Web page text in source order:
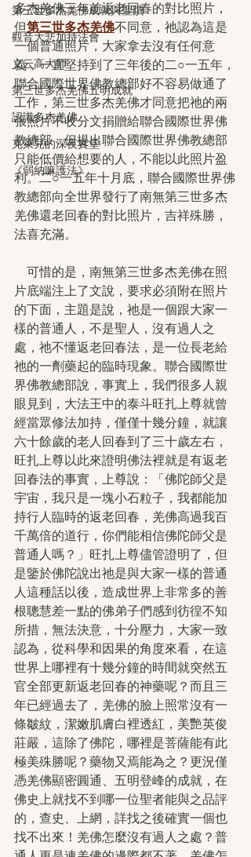
第三世多杰羌佛成就與聖蹟
觀音大悲加持法會
义云高大师
第三世多杰羌佛五明成就
認識多杰羌佛
克萊兒的深夜實堂
《弱納嘛護法》
多杰羌佛三年前返老回春的對比照片，
但第三世多杰羌佛不同意，祂認為這是
一個普通照片，大家拿去沒有任何意
義，一直堅持到了三年後的二○一五年，
聯合國際世界佛教總部好不容易做通了
工作，第三世多杰羌佛才同意把祂的兩
張照片不收分文捐贈給聯合國際世界佛
教總部，但提出聯合國際世界佛教總部
只能低價給想要的人，不能以此照片盈
利。二○一五年十月底，聯合國際世界佛
教總部向全世界發行了南無第三世多杰
羌佛還老回春的對比照片，吉祥殊勝，
法喜充滿。
可惜的是，南無第三世多杰羌佛在照
片底端注上了文說，要求必須附在照片
的下面，主題是說，祂是一個跟大家一
樣的普通人，不是聖人，沒有過人之
處，祂不懂返老回春法，是一位長老給
祂的一劑藥起的臨時現象。聯合國際世
界佛教總部說，事實上，我們很多人親
眼見到，大法王中的泰斗旺扎上尊就曾
經當眾修法加持，僅僅十幾分鐘，就讓
六十餘歲的老人回春到了三十歲左右，
旺扎上尊以此來證明佛法裡就是有返老
回春法的事實，上尊說：「佛陀師父是
宇宙，我只是一塊小石粒子，我都能加
持行人臨時的返老回春，羌佛高過我百
千萬倍的道行，你們能相信佛陀師父是
普通人嗎？」旺扎上尊儘管證明了，但
是鑒於佛陀說出祂是與大家一樣的普通
人這種話以後，造成世界上非常多的善
根聰慧差一點的佛弟子們感到彷徨不知
所措，無法決意，十分壓力，大家一致
認為，從科學和因果的角度來看，在這
世界上哪裡有十幾分鐘的時間就突然五
官全部更新返老回春的神藥呢？而且三
年已經過去了，羌佛的臉上照常沒有一
條皺紋，潔嫩肌膚白裡透紅，美艷英俊
莊嚴，這除了佛陀，哪裡是菩薩能有此
極美殊勝呢？藥物又焉能為之？更況僅
憑羌佛顯密圓通、五明登峰的成就，在
佛史上就找不到哪一位聖者能與之品評
的，查史、上網，詳找之後確實一個也
找不出來！羌佛怎麼沒有過人之處？普